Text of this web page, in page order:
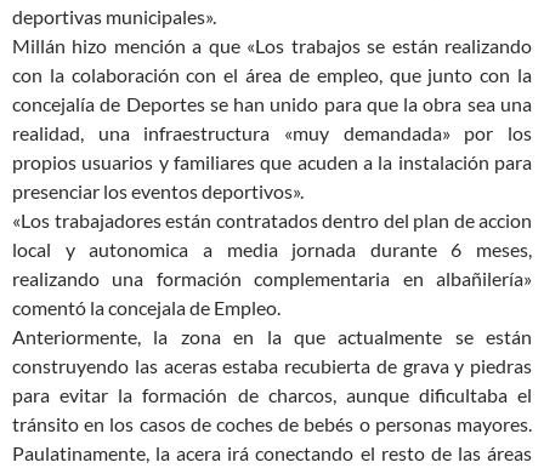
deportivas municipales».
Millán hizo mención a que «Los trabajos se están realizando
con la colaboración con el área de empleo, que junto con la
concejalía de Deportes se han unido para que la obra sea una
realidad, una infraestructura «muy demandada» por los
propios usuarios y familiares que acuden a la instalación para
presenciar los eventos deportivos».
«Los trabajadores están contratados dentro del plan de accion
local y autonomica a media jornada durante 6 meses,
realizando una formación complementaria en albañilería»
comentó la concejala de Empleo.
Anteriormente, la zona en la que actualmente se están
construyendo las aceras estaba recubierta de grava y piedras
para evitar la formación de charcos, aunque dificultaba el
tránsito en los casos de coches de bebés o personas mayores.
Paulatinamente, la acera irá conectando el resto de las áreas